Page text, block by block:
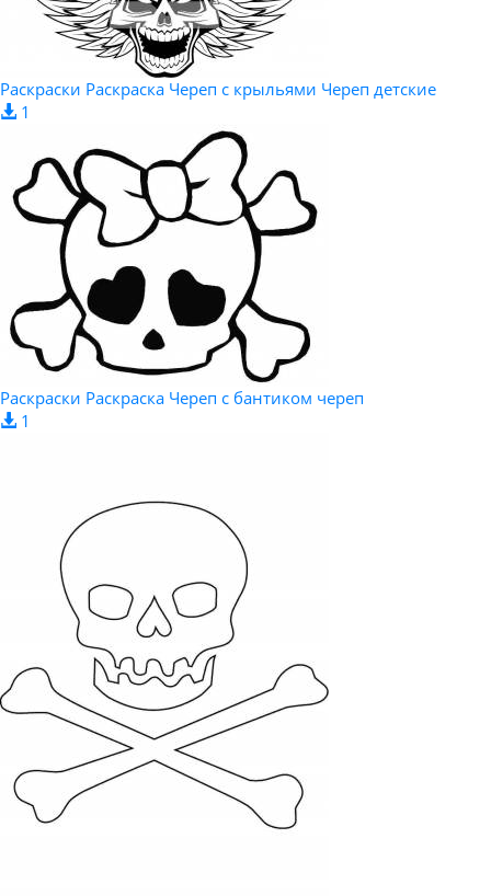
Раскраски Раскраска Череп с крыльями Череп детские
1
Раскраски Раскраска Череп с бантиком череп
1